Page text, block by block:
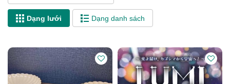
Dạng lưới Dạng danh sách